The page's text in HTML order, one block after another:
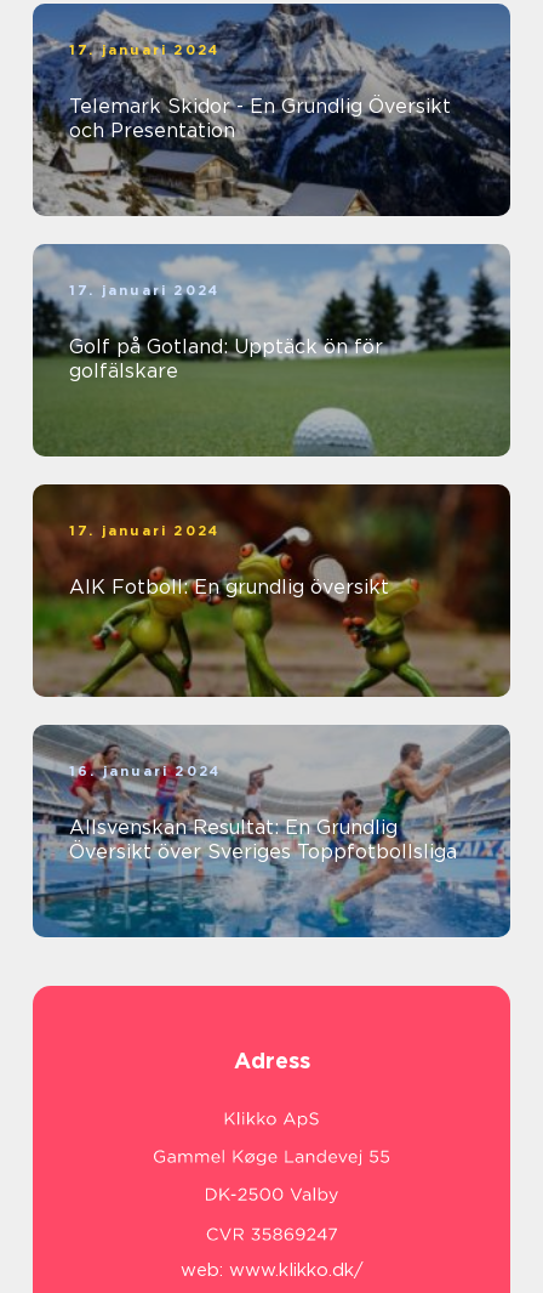
17. januari 2024
Telemark Skidor - En Grundlig Översikt
och Presentation
17. januari 2024
Golf på Gotland: Upptäck ön för
golfälskare
17. januari 2024
AIK Fotboll: En grundlig översikt
16. januari 2024
Allsvenskan Resultat: En Grundlig
Översikt över Sveriges Toppfotbollsliga
Adress
web: www.klikko.dk/